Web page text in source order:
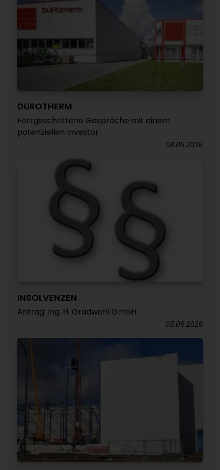
DUROTHERM
Fortgeschrittene Gespräche mit einem
potenziellen Investor
08.06.2026
INSOLVENZEN
Antrag: Ing. H. Gradwohl GmbH
05.06.2026